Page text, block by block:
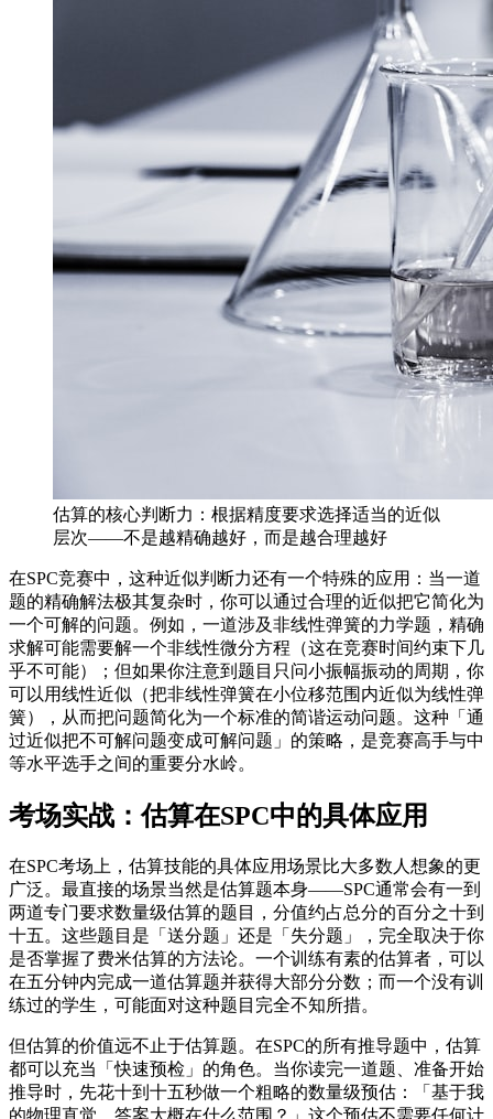
估算的核心判断力：根据精度要求选择适当的近似
层次——不是越精确越好，而是越合理越好
在SPC竞赛中，这种近似判断力还有一个特殊的应用：当一道
题的精确解法极其复杂时，你可以通过合理的近似把它简化为
一个可解的问题。例如，一道涉及非线性弹簧的力学题，精确
求解可能需要解一个非线性微分方程（这在竞赛时间约束下几
乎不可能）；但如果你注意到题目只问小振幅振动的周期，你
可以用线性近似（把非线性弹簧在小位移范围内近似为线性弹
簧），从而把问题简化为一个标准的简谐运动问题。这种「通
过近似把不可解问题变成可解问题」的策略，是竞赛高手与中
等水平选手之间的重要分水岭。
考场实战：估算在SPC中的具体应用
在SPC考场上，估算技能的具体应用场景比大多数人想象的更
广泛。最直接的场景当然是估算题本身——SPC通常会有一到
两道专门要求数量级估算的题目，分值约占总分的百分之十到
十五。这些题目是「送分题」还是「失分题」，完全取决于你
是否掌握了费米估算的方法论。一个训练有素的估算者，可以
在五分钟内完成一道估算题并获得大部分分数；而一个没有训
练过的学生，可能面对这种题目完全不知所措。
但估算的价值远不止于估算题。在SPC的所有推导题中，估算
都可以充当「快速预检」的角色。当你读完一道题、准备开始
推导时，先花十到十五秒做一个粗略的数量级预估：「基于我
的物理直觉，答案大概在什么范围？」这个预估不需要任何计